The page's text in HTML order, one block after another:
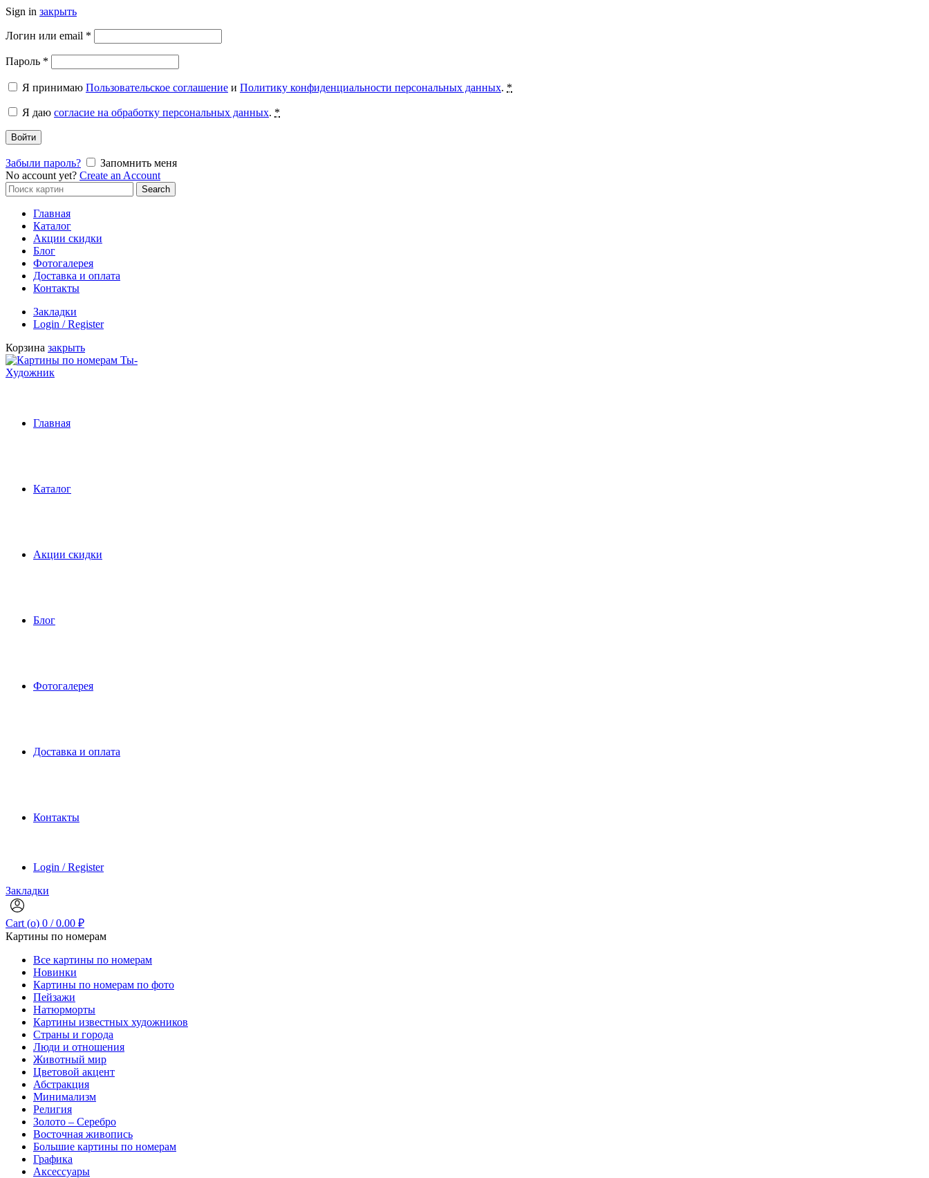
Sign in закрыть
Логин или email *
Пароль *
Я принимаю Пользовательское соглашение и Политику конфиденциальности персональных данных. *
Я даю согласие на обработку персональных данных. *
Войти
Забыли пароль?
Запомнить меня
No account yet? Create an Account
Search
for:
Search
Главная
Каталог
Акции скидки
Блог
Фотогалерея
Доставка и оплата
Контакты
Закладки
Login / Register
Корзина закрыть
Главная
Каталог
Акции скидки
Блог
Фотогалерея
Доставка и оплата
Контакты
Login / Register
Закладки
Cart (o) 0 / 0.00 ₽
Картины по номерам
Все картины по номерам
Новинки
Картины по номерам по фото
Пейзажи
Натюрморты
Картины известных художников
Страны и города
Люди и отношения
Животный мир
Цветовой акцент
Абстракция
Минимализм
Религия
Золото – Серебро
Восточная живопись
Большие картины по номерам
Графика
Аксессуары